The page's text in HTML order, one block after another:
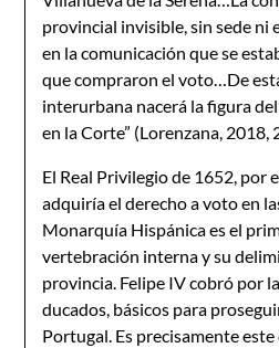
provincial invisible, sin sede ni
en la comunicación que se
que compraron el voto…De
interurbana nacerá la figura
en la Corte” (Lorenzana, 2018,
El Real Privilegio de 1652, por
adquiría el derecho a voto en
Monarquía Hispánica es el
vertebración interna y su
provincia. Felipe IV cobró por
ducados, básicos para
Portugal. Es precisamente